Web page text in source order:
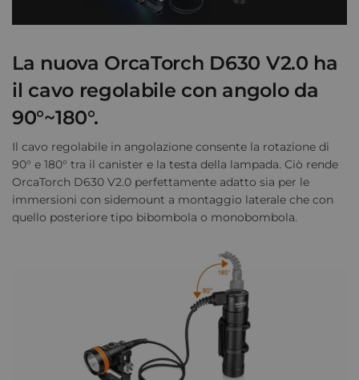
La nuova OrcaTorch D630 V2.0 ha
il cavo regolabile con angolo da
90°~180°.
Il cavo regolabile in angolazione consente la rotazione di
90° e 180° tra il canister e la testa della lampada. Ciò rende
OrcaTorch D630 V2.0 perfettamente adatto sia per le
immersioni con sidemount a montaggio laterale che con
quello posteriore tipo bibombola o monobombola.